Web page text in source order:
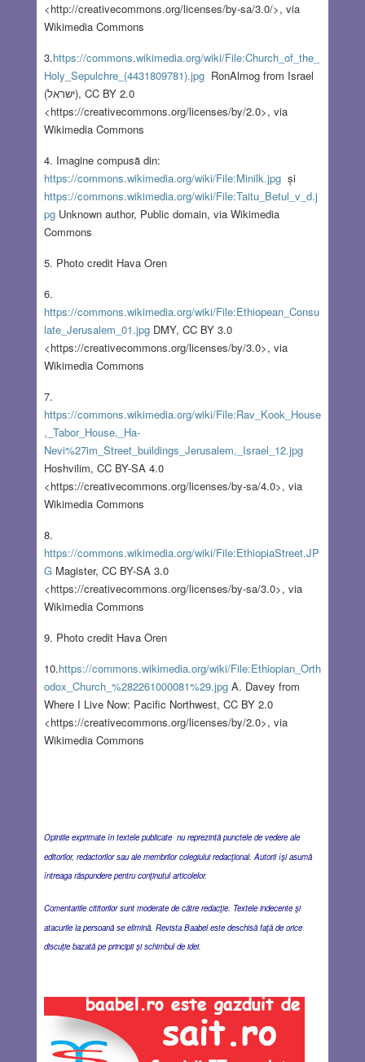
<http://creativecommons.org/licenses/by-sa/3.0/>, via
Wikimedia Commons
3.https://commons.wikimedia.org/wiki/File:Church_of_the_
Holy_Sepulchre_(4431809781).jpgRonAlmog from Israel
(ישראל), CC BY 2.0
<https://creativecommons.org/licenses/by/2.0>, via
Wikimedia Commons
4. Imagine compusă din:
https://commons.wikimedia.org/wiki/File:Minilk.jpgși
https://commons.wikimedia.org/wiki/File:Taitu_Betul_v_d.j
pgUnknown author, Public domain, via Wikimedia
Commons
5. Photo credit Hava Oren
6.
https://commons.wikimedia.org/wiki/File:Ethiopean_Consu
late_Jerusalem_01.jpgDMY, CC BY 3.0
<https://creativecommons.org/licenses/by/3.0>, via
Wikimedia Commons
7.
https://commons.wikimedia.org/wiki/File:Rav_Kook_House
,_Tabor_House,_Ha-
Nevi%27im_Street_buildings_Jerusalem,_Israel_12.jpg
Hoshvilim, CC BY-SA 4.0
<https://creativecommons.org/licenses/by-sa/4.0>, via
Wikimedia Commons
8.
https://commons.wikimedia.org/wiki/File:EthiopiaStreet.JP
GMagister, CC BY-SA 3.0
<https://creativecommons.org/licenses/by-sa/3.0>, via
Wikimedia Commons
9. Photo credit Hava Oren
10.https://commons.wikimedia.org/wiki/File:Ethiopian_Orth
odox_Church_%282261000081%29.jpgA. Davey from
Where I Live Now: Pacific Northwest, CC BY 2.0
<https://creativecommons.org/licenses/by/2.0>, via
Wikimedia Commons
Opiniile exprimate în textele publicate nu reprezintă punctele de vedere ale
editorilor, redactorilor sau ale membrilor colegiului redacţional. Autorii îşi asumă
întreaga răspundere pentru conţinutul articolelor.
Comentariile cititorilor sunt moderate de către redacţie. Textele indecente şi
atacurile la persoană se elimină. Revista Baabel este deschisă faţă de orice
discuţie bazată pe principii şi schimbul de idei.